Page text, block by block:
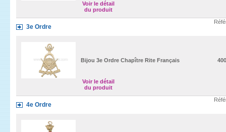
Voir le détail
du produit
3e Ordre
Bijou 3e Ordre Chapître Rite Français
Voir le détail
du produit
4e Ordre